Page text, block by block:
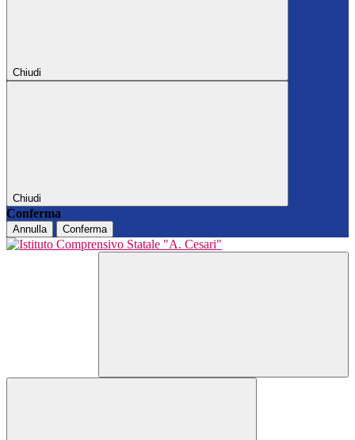
Chiudi
Chiudi
Conferma
Annulla Conferma